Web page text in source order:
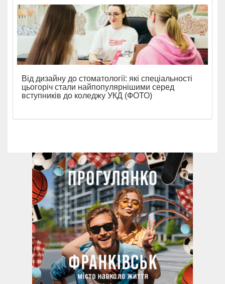
Від дизайну до стоматології: які спеціальності
цьогоріч стали найпопулярнішими серед
вступників до коледжу УКД (ФОТО)